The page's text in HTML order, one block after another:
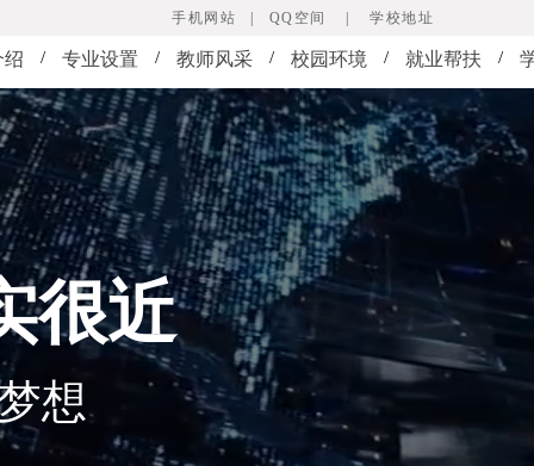
手机网站 QQ空间 学校地址
绍 / 专业设置 / 教师风采 / 校园环境 / 就业帮扶 /
很近
想